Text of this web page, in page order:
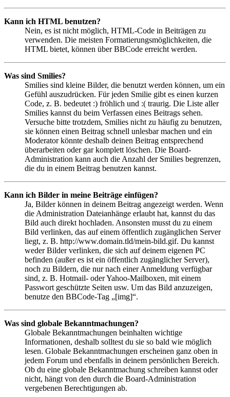
Kann ich HTML benutzen?
Nein, es ist nicht möglich, HTML-Code in Beiträgen zu
verwenden. Die meisten Formatierungsmöglichkeiten, die
HTML bietet, können über BBCode erreicht werden.
Was sind Smilies?
Smilies sind kleine Bilder, die benutzt werden können, um ein
Gefühl auszudrücken. Für jeden Smilie gibt es einen kurzen
Code, z. B. bedeutet :) fröhlich und :( traurig. Die Liste aller
Smilies kannst du beim Verfassen eines Beitrags sehen.
Versuche bitte trotzdem, Smilies nicht zu häufig zu benutzen,
sie können einen Beitrag schnell unlesbar machen und ein
Moderator könnte deshalb deinen Beitrag entsprechend
überarbeiten oder gar komplett löschen. Die Board-
Administration kann auch die Anzahl der Smilies begrenzen,
die du in einem Beitrag benutzen kannst.
Kann ich Bilder in meine Beiträge einfügen?
Ja, Bilder können in deinem Beitrag angezeigt werden. Wenn
die Administration Dateianhänge erlaubt hat, kannst du das
Bild auch direkt hochladen. Ansonsten musst du zu einem
Bild verlinken, das auf einem öffentlich zugänglichen Server
liegt, z. B. http://www.domain.tld/mein-bild.gif. Du kannst
weder Bilder verlinken, die sich auf deinem eigenen PC
befinden (außer es ist ein öffentlich zugänglicher Server),
noch zu Bildern, die nur nach einer Anmeldung verfügbar
sind, z. B. Hotmail- oder Yahoo-Mailboxen, mit einem
Passwort geschützte Seiten usw. Um das Bild anzuzeigen,
benutze den BBCode-Tag „[img]“.
Was sind globale Bekanntmachungen?
Globale Bekanntmachungen beinhalten wichtige
Informationen, deshalb solltest du sie so bald wie möglich
lesen. Globale Bekanntmachungen erscheinen ganz oben in
jedem Forum und ebenfalls in deinem persönlichen Bereich.
Ob du eine globale Bekanntmachung schreiben kannst oder
nicht, hängt von den durch die Board-Administration
vergebenen Berechtigungen ab.